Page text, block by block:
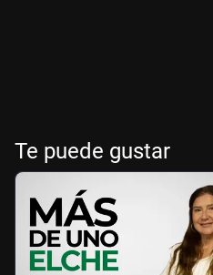
Te puede gustar